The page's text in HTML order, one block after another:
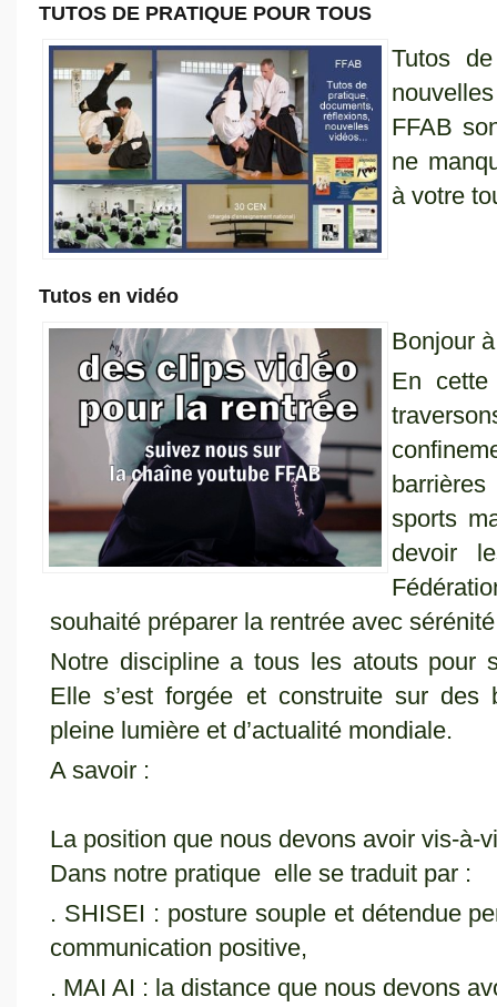
TUTOS DE PRATIQUE POUR TOUS
Tutos
FFAB
ne
à votre
Tutos en vidéo
Bonjour
En
sports
devoir
souhaité préparer la rentrée avec
Notre discipline a tous les atouts pour
Elle s’est forgée et construite sur des
pleine lumière et d’actualité mondiale.
A savoir :
La position que nous devons avoir vis-à-
Dans notre pratique elle se traduit par :
. SHISEI : posture souple et détendue
communication positive,
. MAI AI : la distance que nous devons